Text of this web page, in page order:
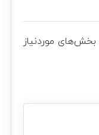
بخش‌های موردنیاز